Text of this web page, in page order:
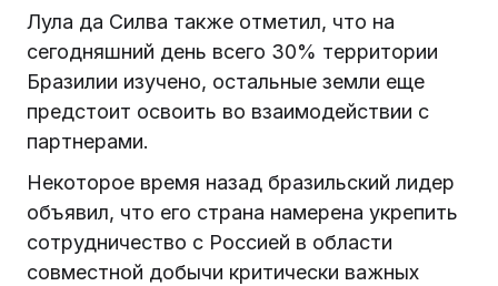
Лула да Силва также отметил, что на
сегодняшний день всего 30% территории
Бразилии изучено, остальные земли еще
предстоит освоить во взаимодействии с
партнерами.
Некоторое время назад бразильский лидер
объявил, что его страна намерена укрепить
сотрудничество с Россией в области
совместной добычи критически важных